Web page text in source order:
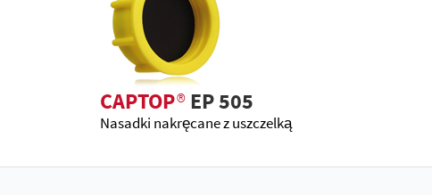
CAPTOP®EP 505
Nasadki nakręcane z uszczelką